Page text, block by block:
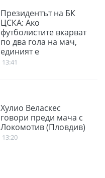
Президентът на БК
ЦСКА: Ако
футболистите вкарват
по два гола на мач,
единият е
благодарение на
13:41
Хулио Веласкес
говори преди мача с
Локомотив (Пловдив)
13:20